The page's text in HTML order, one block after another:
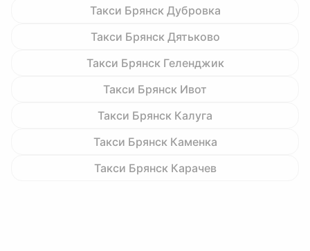
Такси Брянск Дубровка
Такси Брянск Дятьково
Такси Брянск Геленджик
Такси Брянск Ивот
Такси Брянск Калуга
Такси Брянск Каменка
Такси Брянск Карачев